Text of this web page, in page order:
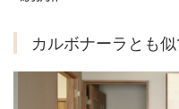
カルボナーラとも